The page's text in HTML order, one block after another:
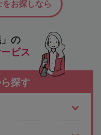
」の
ビス
お探しなら
探す